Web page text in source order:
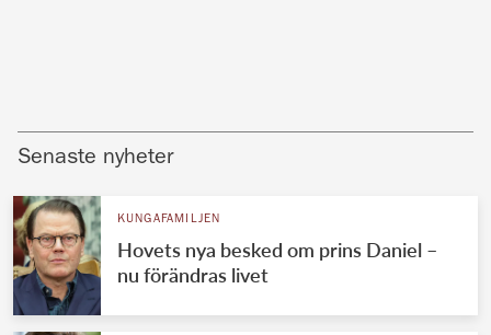
Senaste nyheter
KUNGAFAMILJEN
Hovets nya besked om prins Daniel –
nu förändras livet